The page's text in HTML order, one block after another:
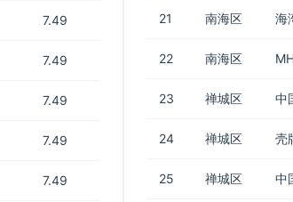
7.49
7.49
7.49
7.49
7.49
21 南海区 海
22 南海区
23 禅城区 中
24 禅城区 壳
25 禅城区 中